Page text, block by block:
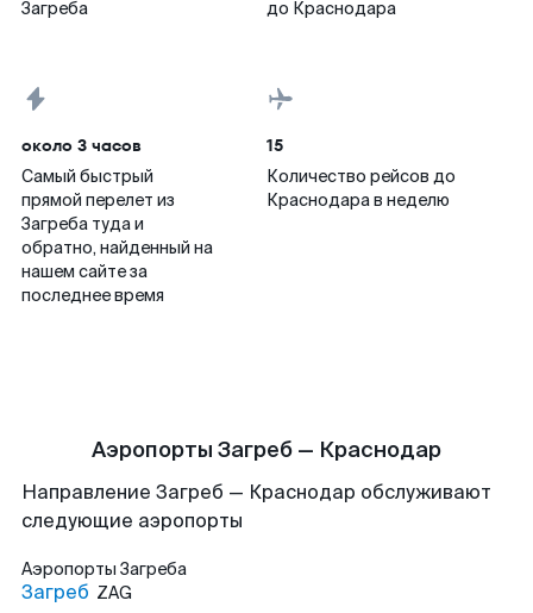
Загреба
до Краснодара
около 3 часов
Самый быстрый
прямой перелет из
Загреба туда и
обратно, найденный на
нашем сайте за
последнее время
15
Количество рейсов до
Краснодара в неделю
Аэропорты Загреб — Краснодар
Направление Загреб — Краснодар обслуживают
следующие аэропорты
Аэропорты Загреба
Загреб ZAG